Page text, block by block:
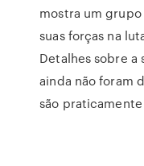
mostra um
suas forças na
Detalhes sobre
ainda não foram
são